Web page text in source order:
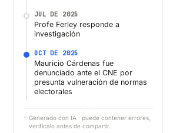
JUL DE 2025
Profe Ferley responde a
investigación
OCT DE 2025
Mauricio Cárdenas fue
denunciado ante el CNE por
presunta vulneración de normas
electorales
✨ Generado con IA · puede contener errores,
verifícalo antes de compartir.